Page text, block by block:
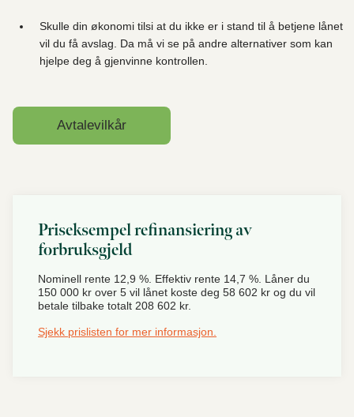
Skulle din økonomi tilsi at du ikke er i stand til å betjene lånet
vil du få avslag. Da må vi se på andre alternativer som kan
hjelpe deg å gjenvinne kontrollen.
Avtalevilkår
Priseksempel refinansiering av
forbruksgjeld
Nominell rente 12,9 %. Effektiv rente 14,7 %. Låner du
150 000 kr over 5 vil lånet koste deg 58 602 kr og du vil
betale tilbake totalt 208 602 kr.
Sjekk prislisten for mer informasjon.